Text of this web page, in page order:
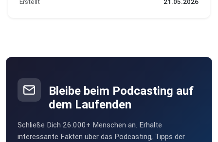
Bleibe beim Podcasting auf
dem Laufenden
Schließe Dich 26.000+ Menschen an. Erhalte
interessante Fakten über das Podcasting, Tipps der